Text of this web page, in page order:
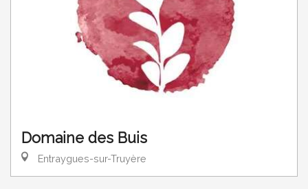
Domaine des Buis
Entraygues-sur-Truyère